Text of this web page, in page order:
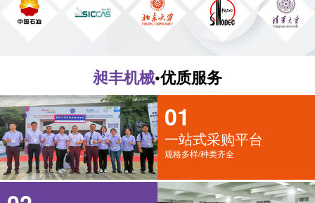
昶丰机械•优质服务
01
一站式采购平台
规格多样/种类齐全